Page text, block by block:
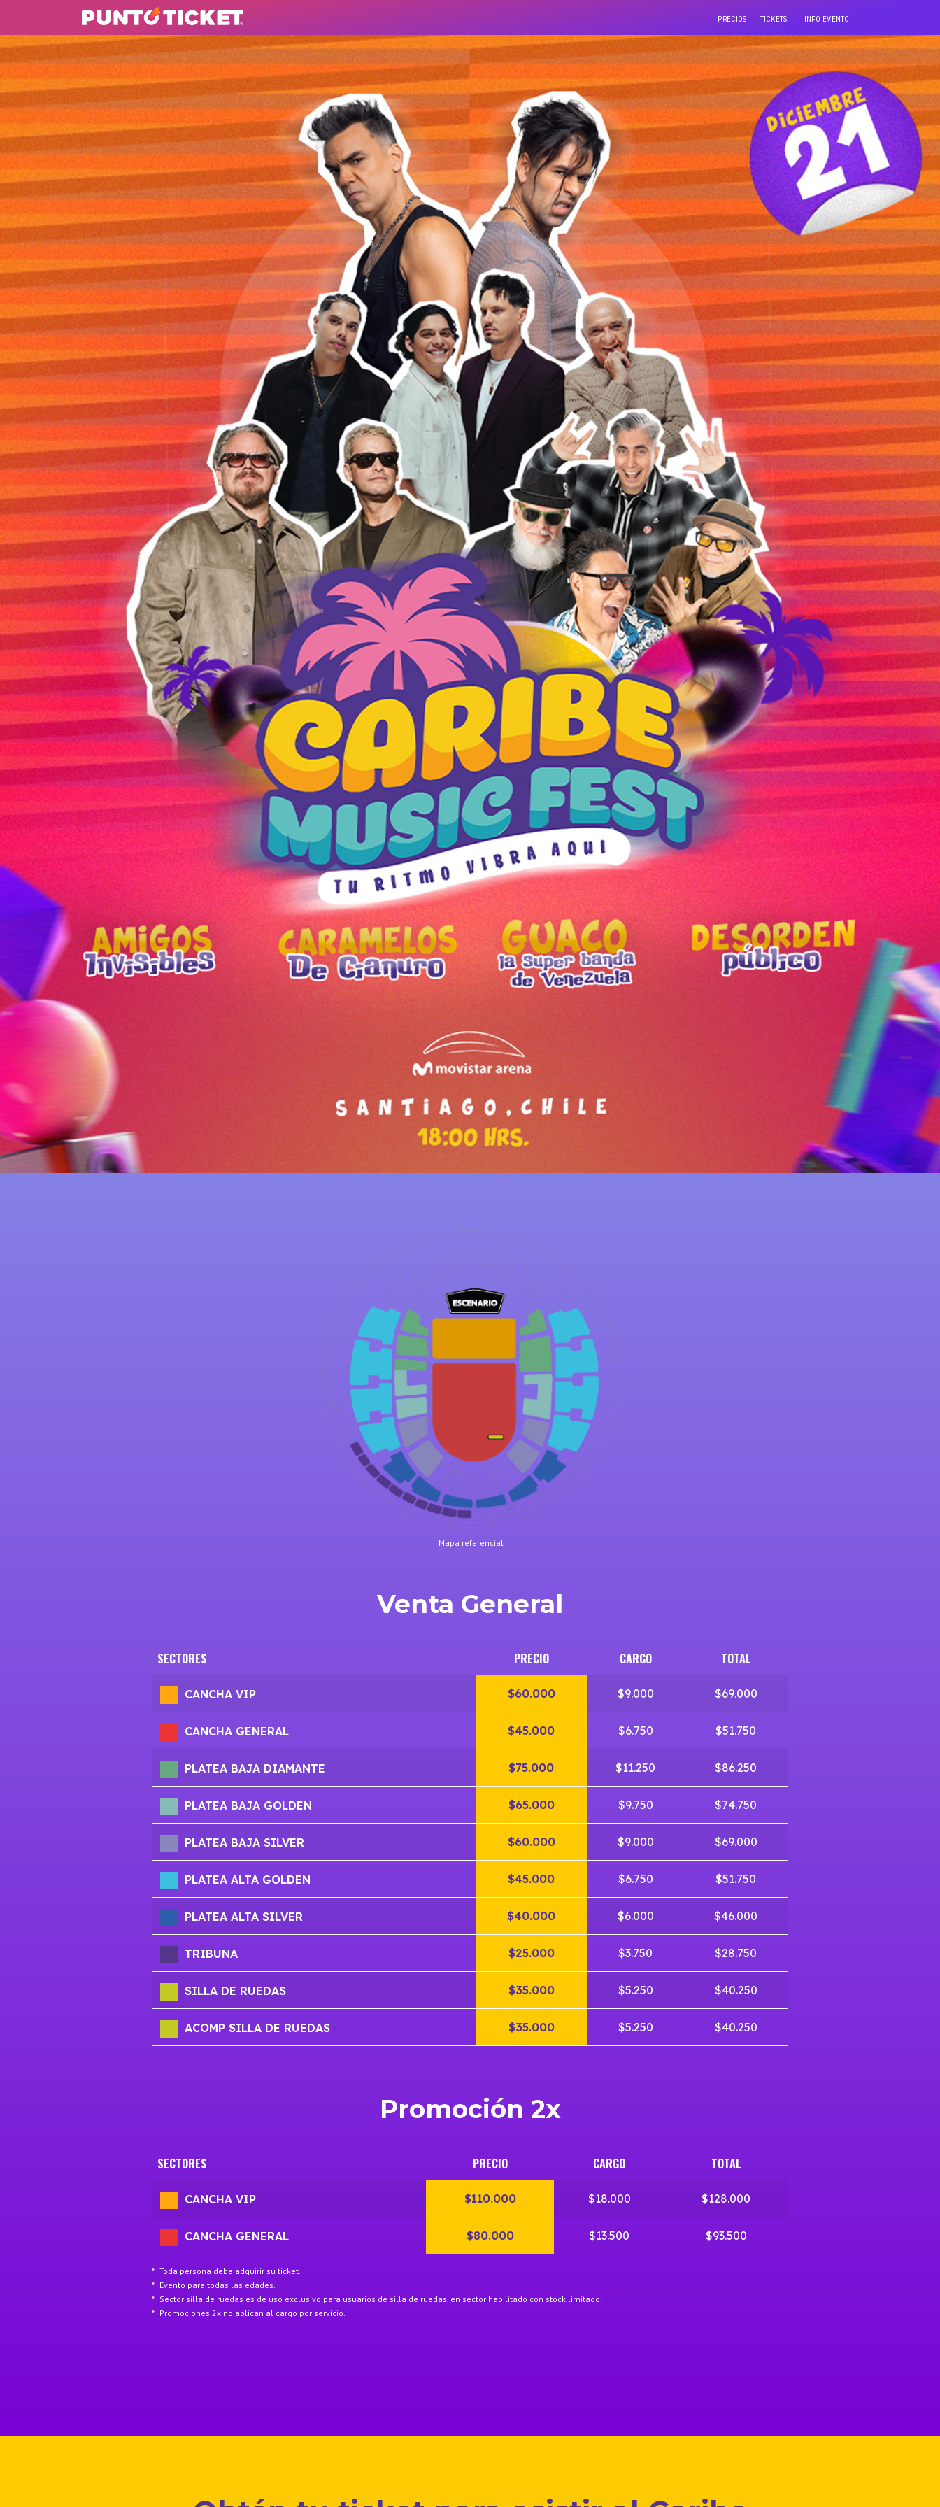
PRECIOS TICKETS INFO EVENTO
Mapa referencial
Venta General
SECTORES PRECIO CARGO TOTAL
CANCHA VIP $60.000 $9.000 $69.000
CANCHA GENERAL $45.000 $6.750 $51.750
PLATEA BAJA DIAMANTE $75.000 $11.250 $86.250
PLATEA BAJA GOLDEN $65.000 $9.750 $74.750
PLATEA BAJA SILVER $60.000 $9.000 $69.000
PLATEA ALTA GOLDEN $45.000 $6.750 $51.750
PLATEA ALTA SILVER $40.000 $6.000 $46.000
TRIBUNA $25.000 $3.750 $28.750
SILLA DE RUEDAS $35.000 $5.250 $40.250
ACOMP SILLA DE RUEDAS $35.000 $5.250 $40.250
Promoción 2x
SECTORES PRECIO CARGO TOTAL
CANCHA VIP $110.000 $18.000 $128.000
CANCHA GENERAL $80.000 $13.500 $93.500
* Toda persona debe adquirir su ticket.
* Evento para todas las edades.
* Sector silla de ruedas es de uso exclusivo para usuarios de silla de ruedas, en sector habilitado con stock limitado.
* Promociones 2x no aplican al cargo por servicio.